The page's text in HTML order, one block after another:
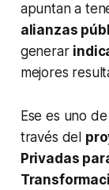
apuntan a
alianzas
generar
mejores
Ese es uno
través del
Privadas